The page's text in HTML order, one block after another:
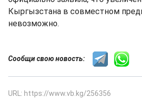
Кыргызстана в совместном
невозможно.
Сообщи свою новость:
URL: https://www.vb.kg/256356